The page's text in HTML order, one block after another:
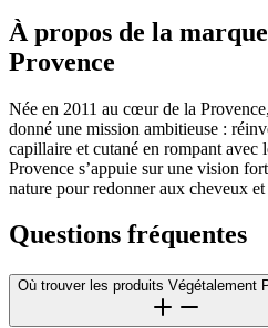
À propos de la
Provence
Née en 2011 au cœur de la
donné une mission ambitieuse :
capillaire et cutané en rompant avec
Provence s’appuie sur une vision
nature pour redonner aux cheveux
Questions fréquentes
Où trouver les produits Végétalement